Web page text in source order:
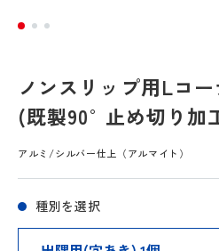
ノンスリップ用Lコ
(既製90°止め切り加
アルミ/シルバー仕上（アルマイト）
種別を選択